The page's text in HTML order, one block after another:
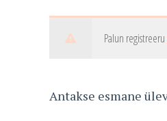
Palun registreeru
Antakse esmane